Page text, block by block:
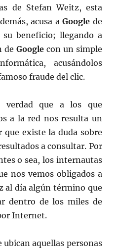
de Stefan Weitz, esta
acusa aGoogle de
beneficio; llegando a
de Googlecon un simple
acusándolos
fraude del clic.
que a los que
a la red nos resulta un
que existe la duda sobre
a consultar. Por
o sea, los internautas
nos vemos obligados a
al día algún término que
dentro de los miles de
Internet.
aquellas personas